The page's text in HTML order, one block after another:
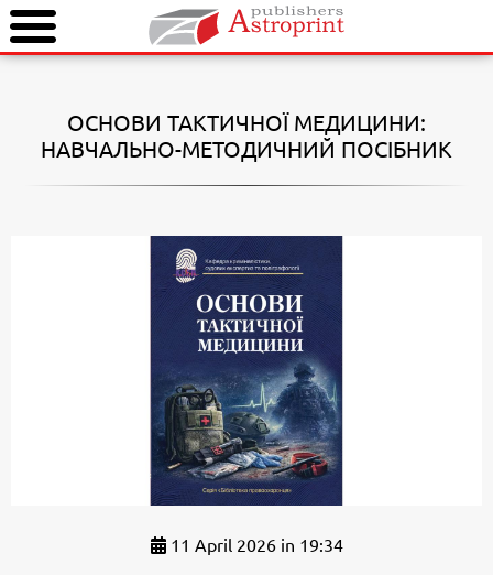
ОСНОВИ ТАКТИЧНОЇ МЕДИЦИНИ:
НАВЧАЛЬНО-МЕТОДИЧНИЙ ПОСІБНИК
11 April 2026 in 19:34